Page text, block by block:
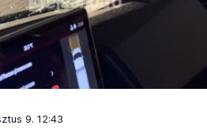
9. 12:43